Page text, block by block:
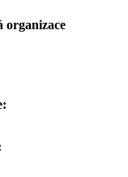
organizace